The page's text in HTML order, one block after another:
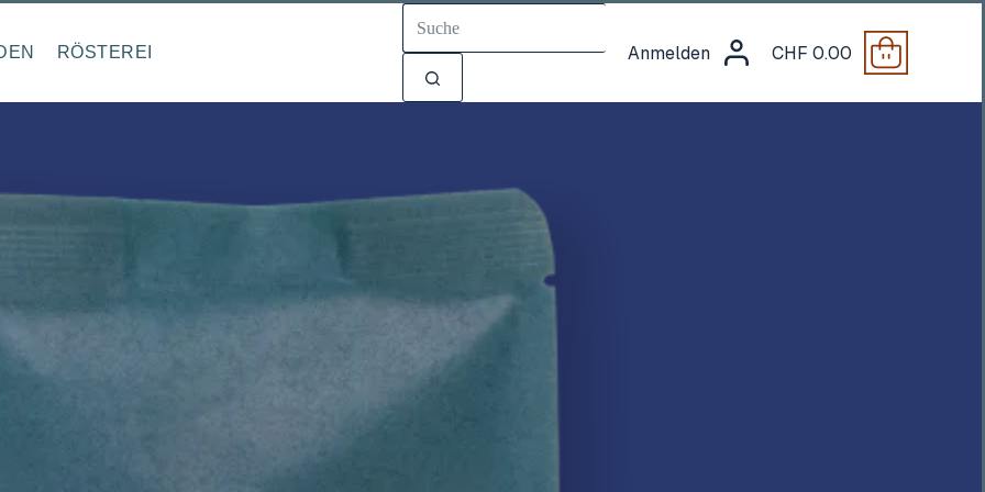
RÖS­TE­REI
Keine
Ergebnisse
Anmelden Warenkorb
CHF 0.00